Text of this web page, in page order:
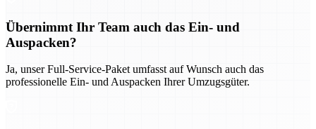
Übernimmt Ihr Team auch das Ein- und
Auspacken?
Ja, unser Full-Service-Paket umfasst auf Wunsch auch das
professionelle Ein- und Auspacken Ihrer Umzugsgüter.